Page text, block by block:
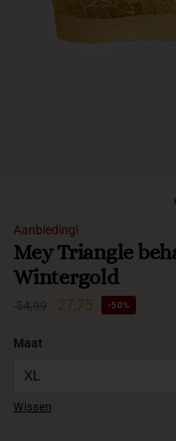
Aanbieding!
Mey Triangle
Wintergold
54,99 27,75 -50%
Maat
Wissen